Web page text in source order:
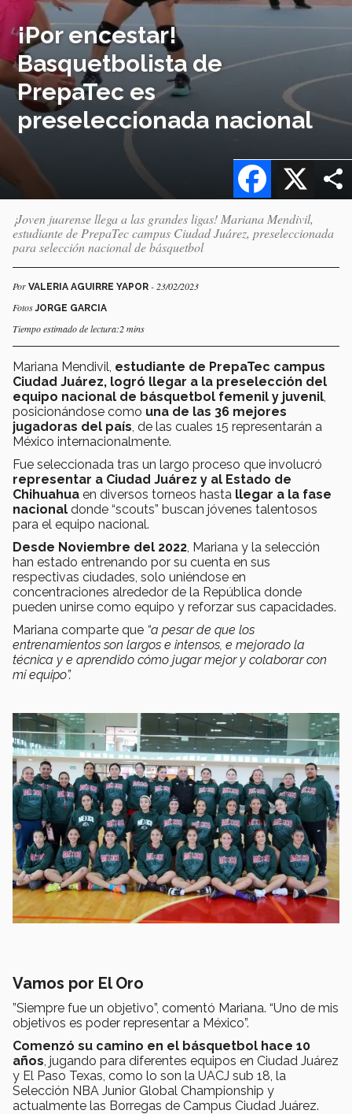
¡Por encestar!
Basquetbolista de
PrepaTec es
preseleccionada nacional
X
Facebook
¡Joven juarense llega a las grandes ligas! Mariana Mendivil,
estudiante de PrepaTec campus Ciudad Juárez, preseleccionada
para selección nacional de básquetbol
Por VALERIA AGUIRRE YAPOR - 23/02/2023
FotosJORGE GARCIA
Tiempo estimado de lectura:2 mins
Mariana Mendivil, estudiante de PrepaTec campus
Ciudad Juárez, logró llegar a la preselección del
equipo nacional de básquetbol femenil y juvenil
posicionándose como una de las 36 mejores
jugadoras del país , de las cuales 15 representarán a
México internacionalmente.
Fue seleccionada tras un largo proceso que involucró
representar a Ciudad Juárez y al Estado de
Chihuahua en diversos torneos hasta llegar a la fase
nacional donde “scouts” buscan jóvenes talentosos
para el equipo nacional.
Desde Noviembre del 2022 , Mariana y la selección
han estado entrenando por su cuenta en sus
respectivas ciudades, solo uniéndose en
concentraciones alrededor de la República donde
pueden unirse como equipo y reforzar sus capacidades.
Mariana comparte que “a pesar de que los
entrenamientos son largos e intensos, e mejorado la
técnica y e aprendido cómo jugar mejor y colaborar con
mi equipo”.
Vamos por El Oro
”Siempre fue un objetivo”, comentó Mariana. “Uno de mis
objetivos es poder representar a México”.
Comenzó su camino en el básquetbol hace 10
años , jugando para diferentes equipos en Ciudad Juárez
y El Paso Texas, como lo son la UACJ sub 18, la
Selección NBA Junior Global Championship y
actualmente las Borregas de Campus Ciudad Juárez.